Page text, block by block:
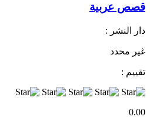
قصص عربية
دار النشر :
غير محدد
تقييم :
0.00